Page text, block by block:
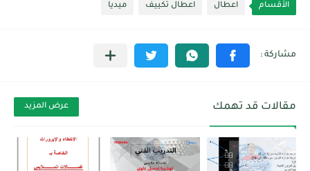
الأقسام اعطال اعطال تكييف ميديا
مقالات قد تهمك عرض المزيد